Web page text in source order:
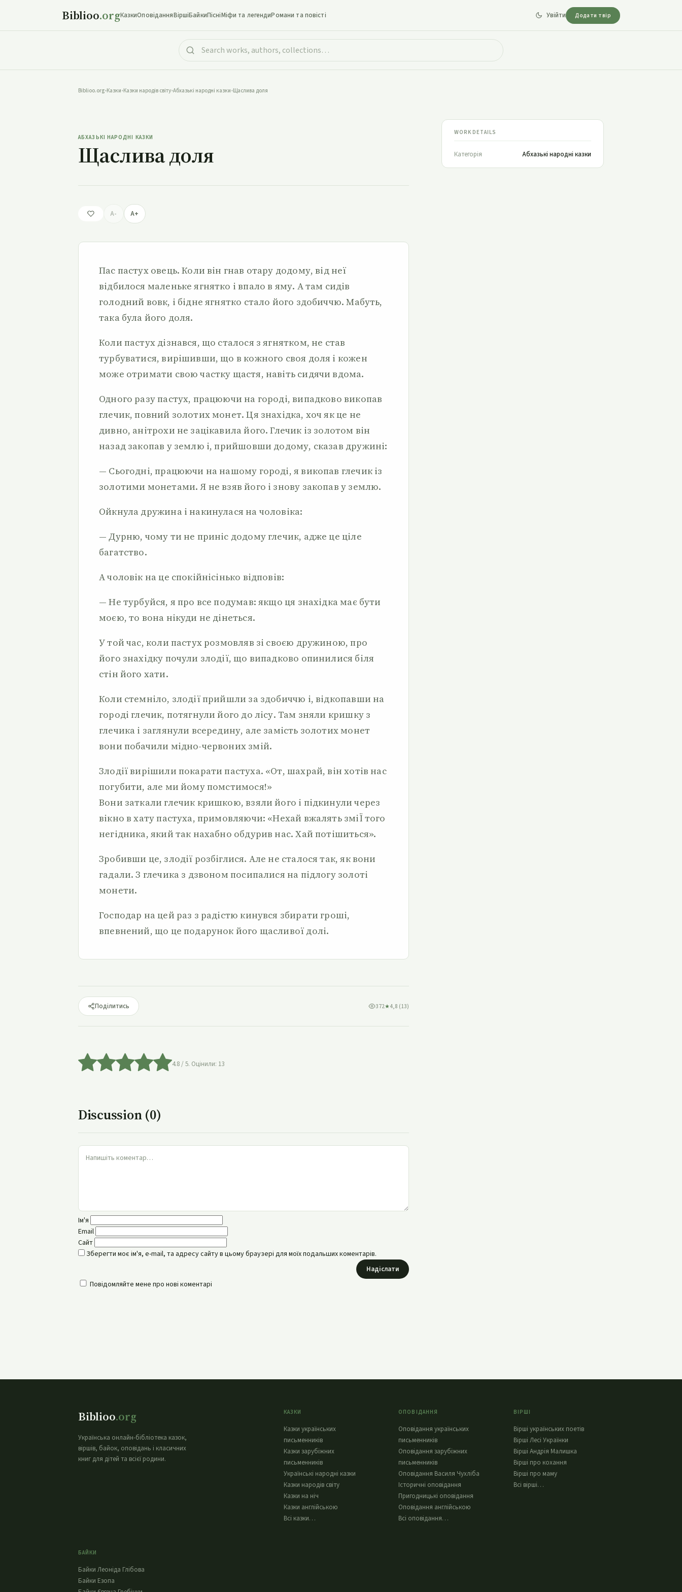
Biblioo.orgКазкиОповіданняВіршіБайкиПісніМіфи та легендиРомани та повісті Увійти Додати твір
Biblioo.org•Казки•Казки народів світу•Абхазькі народні казки•Щаслива доля
АБХАЗЬКІ НАРОДНІ КАЗКИ
Щаслива доля
A- A+
Пас пастух овець. Коли він гнав отару додому, від неї
відбилося маленьке ягнятко і впало в яму. А там сидів
голодний вовк, і бідне ягнятко стало його здобиччю. Мабуть,
така була його доля.
Коли пастух дізнався, що сталося з ягнятком, не став
турбуватися, вирішивши, що в кожного своя доля і кожен
може отримати свою частку щастя, навіть сидячи вдома.
Одного разу пастух, працюючи на городі, випадково викопав
глечик, повний золотих монет. Ця знахідка, хоч як це не
дивно, анітрохи не зацікавила його. Глечик із золотом він
назад закопав у землю і, прийшовши додому, сказав дружині:
— Сьогодні, працюючи на нашому городі, я викопав глечик із
золотими монетами. Я не взяв його і знову закопав у землю.
Ойкнула дружина і накинулася на чоловіка:
— Дурню, чому ти не приніс додому глечик, адже це ціле
багатство.
А чоловік на це спокійнісінько відповів:
— Не турбуйся, я про все подумав: якщо ця знахідка має бути
моєю, то вона нікуди не дінеться.
У той час, коли пастух розмовляв зі своєю дружиною, про
його знахідку почули злодії, що випадково опинилися біля
стін його хати.
Коли стемніло, злодії прийшли за здобиччю і, відкопавши на
городі глечик, потягнули його до лісу. Там зняли кришку з
глечика і заглянули всередину, але замість золотих монет
вони побачили мідно-червоних змій.
Злодії вирішили покарати пастуха. «От, шахрай, він хотів нас
погубити, але ми йому помстимося!»
Вони заткали глечик кришкою, взяли його і підкинули через
вікно в хату пастуха, примовляючи: «Нехай вжалять зміЇ того
негідника, який так нахабно обдурив нас. Хай потішиться».
Зробивши це, злодії розбіглися. Але не сталося так, як вони
гадали. З глечика з дзвоном посипалися на підлогу золоті
монети.
Господар на цей раз з радістю кинувся збирати гроші,
впевнений, що це подарунок його щасливої долі.
Поділитись 372★4,8 (13)
4.8/ 5. Оцінили: 13
Discussion (0)
Ім'я
Email
Сайт
Зберегти моє ім'я, e-mail, та адресу сайту в цьому браузері для моїх подальших коментарів.
Надіслати
Повідомляйте мене про нові коментарі
WORK DETAILS
Категорія Абхазькі народні казки
Biblioo.org
Українська онлайн-бібліотека казок,
віршів, байок, оповідань і класичних
книг для дітей та всієї родини.
КАЗКИ
Казки українських
письменників
Казки зарубіжних
письменників
Українські народні казки
Казки народів світу
Казки на ніч
Казки англійською
Всі казки…
ОПОВІДАННЯ
Оповідання українських
письменників
Оповідання зарубіжних
письменників
Оповідання Василя Чухліба
Історичні оповідання
Пригодницькі оповідання
Оповідання англійською
Всі оповідання…
ВІРШІ
Вірші українських поетів
Вірші Лесі Українки
Вірші Андрія Малишка
Вірші про кохання
Вірші про маму
Всі вірші…
БАЙКИ
Байки Леоніда Глібова
Байки Езопа